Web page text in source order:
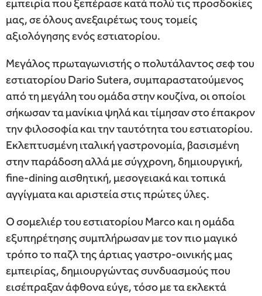
εμπειρία που ξεπέρασε κατά πολύ τις προσδοκίες
μας, σε όλους ανεξαιρέτως τους τομείς
αξιολόγησης ενός εστιατορίου.
Μεγάλος πρωταγωνιστής ο πολυτάλαντος σεφ του
εστιατορίου Dario Sutera, συμπαραστατούμενος
από τη μεγάλη του ομάδα στην κουζίνα, οι οποίοι
σήκωσαν τα μανίκια ψηλά και τίμησαν στο έπακρον
την φιλοσοφία και την ταυτότητα του εστιατορίου.
Εκλεπτυσμένη ιταλική γαστρονομία, βασισμένη
στην παράδοση αλλά με σύγχρονη, δημιουργική,
fine-dining αισθητική, μεσογειακά και τοπικά
αγγίγματα και αριστεία στις πρώτες ύλες.
Ο σομελιέρ του εστιατορίου Marco και η ομάδα
εξυπηρέτησης συμπλήρωσαν με τον πιο μαγικό
τρόπο το παζλ της άρτιας γαστρο-οινικής μας
εμπειρίας, δημιουργώντας συνδυασμούς που
εισέπραξαν άφθονα εύγε, τόσο με τα εκλεκτά